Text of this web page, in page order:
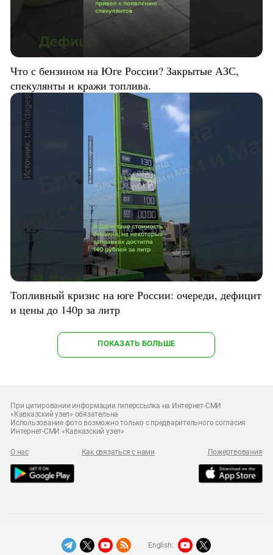
Что с бензином на Юге России? Закрытые АЗС,
спекулянты и кражи топлива.
Топливный кризис на юге России: очереди, дефицит
и цены до 140р за литр
ПОКАЗАТЬ БОЛЬШЕ
При цитировании информации гиперссылка на Интернет-СМИ
«Кавказский узел» обязательна
Использование фото возможно только с предварительного согласия
Интернет-СМИ «Кавказский узел»
О нас Как связаться с нами Пожертвования
English: